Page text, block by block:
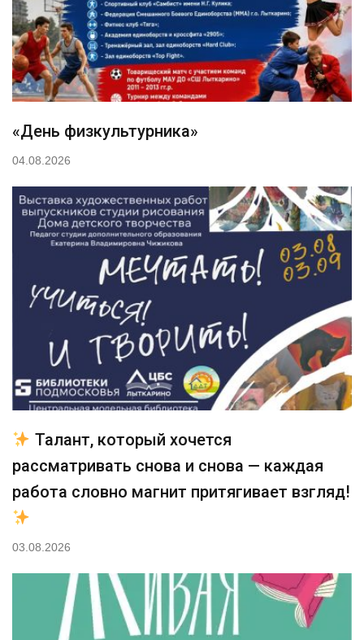
«День физкультурника»
04.08.2026
Талант, который хочется
рассматривать снова и снова — каждая
работа словно магнит притягивает взгляд!
03.08.2026